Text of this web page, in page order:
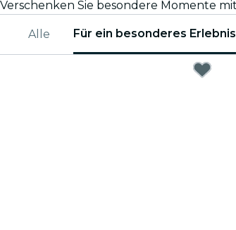
Alle Für ein besonderes Erlebnis